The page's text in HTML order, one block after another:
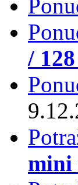
/
mini